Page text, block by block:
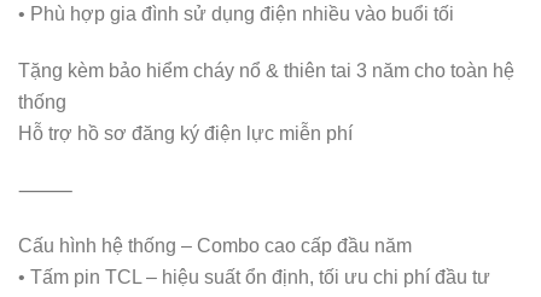
• Phù hợp gia đình sử dụng điện nhiều vào buổi tối
Tặng kèm bảo hiểm cháy nổ & thiên tai 3 năm cho toàn hệ
thống
Hỗ trợ hồ sơ đăng ký điện lực miễn phí
⸻
Cấu hình hệ thống – Combo cao cấp đầu năm
• Tấm pin TCL – hiệu suất ổn định, tối ưu chi phí đầu tư